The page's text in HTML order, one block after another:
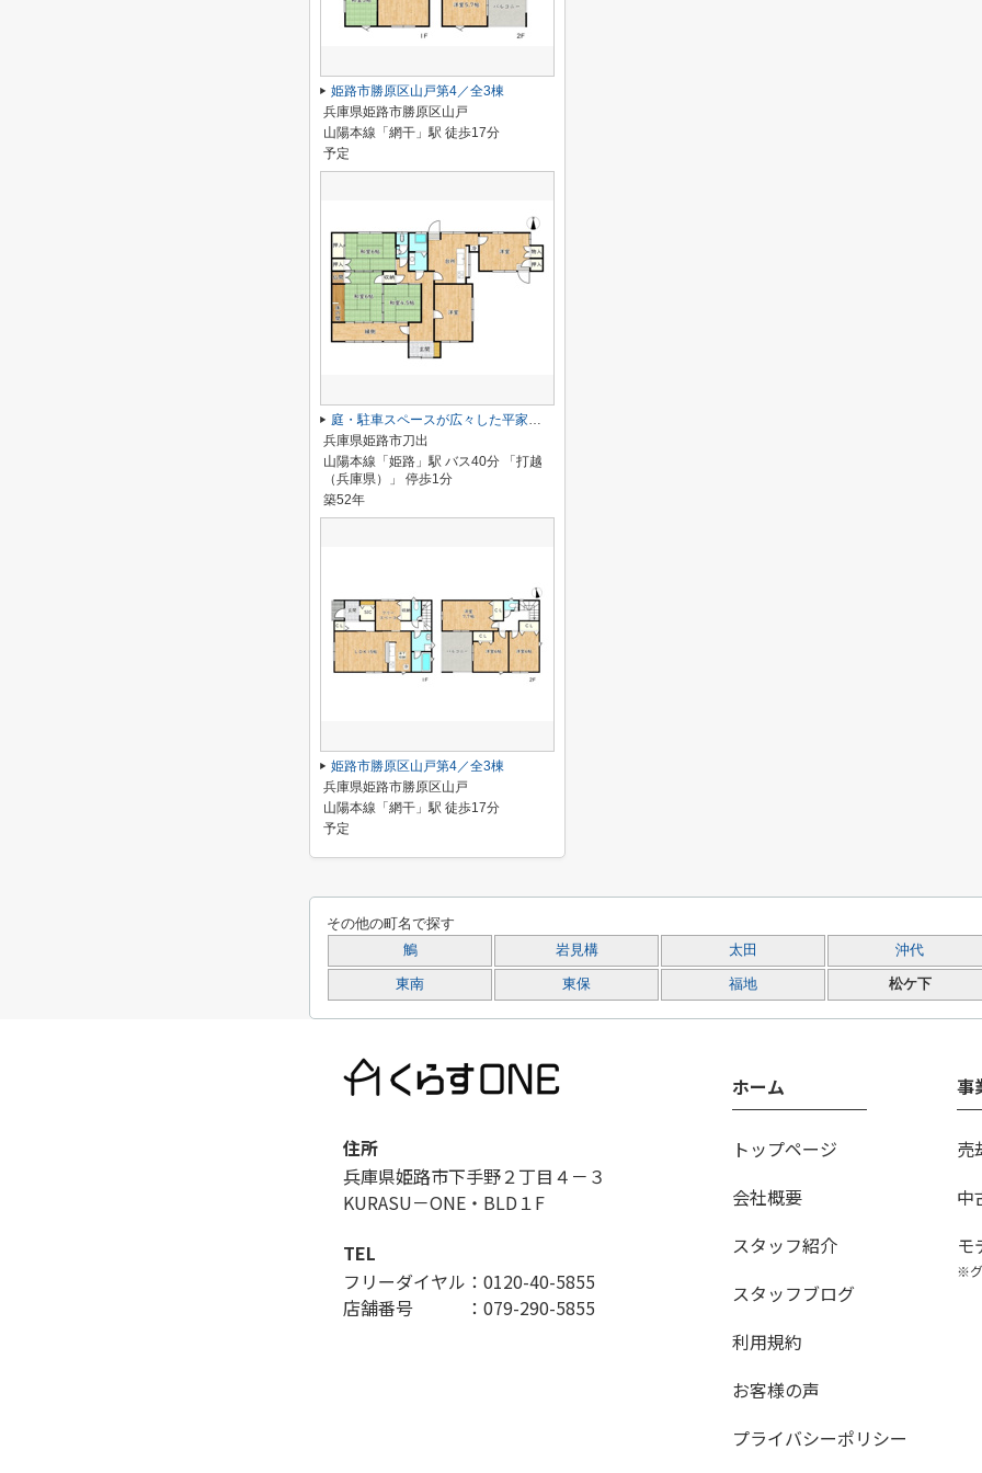
姫路市勝原区山戸第4／全3棟
兵庫県姫路市勝原区山戸
山陽本線「網干」駅 徒歩17分
予定
庭・駐車スペースが広々した平家住宅／姫路市刀出
兵庫県姫路市刀出
山陽本線「姫路」駅 バス40分 「打越
（兵庫県）」 停歩1分
築52年
姫路市勝原区山戸第4／全3棟
兵庫県姫路市勝原区山戸
山陽本線「網干」駅 徒歩17分
予定
その他の町名で探す
鵤 岩見構 太田 沖代
東南 東保 福地 松ケ下
住所
兵庫県姫路市下手野２丁目４－３
KURASU－ONE・BLD１F
TEL
フリーダイヤル：0120-40-5855
店舗番号 ：079-290-5855
ホーム
トップページ
会社概要
スタッフ紹介
スタッフブログ
利用規約
お客様の声
プライバシーポリシー
事
売
中
モ
※グ